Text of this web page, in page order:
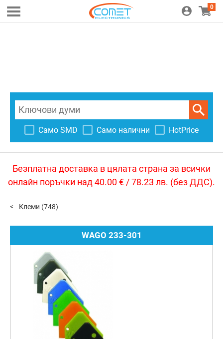
0
Само SMD Само налични HotPrice
Безплатна доставка в цялата страна за всички
онлайн поръчки над 40.00 € / 78.23 лв. (без ДДС).
Клеми (748)
WAGO 233-301